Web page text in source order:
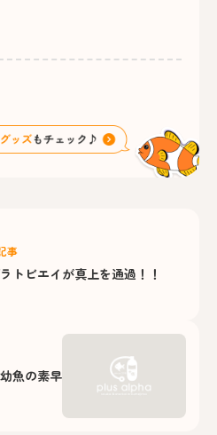
事
トビエイが真上を通過！！
魚の素早